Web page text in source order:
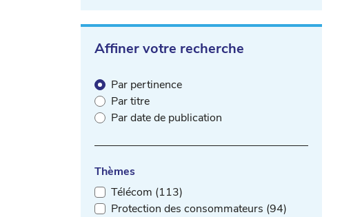
Affiner votre recherche
Par pertinence
Par titre
Par date de publication
Thèmes
Télécom (113)
Protection des consommateurs (94)